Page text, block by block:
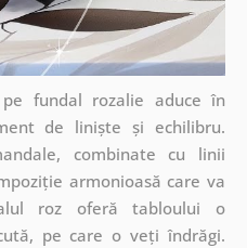
fundal rozalie aduce în
de liniște și echilibru.
combinate cu linii
armonioasă care va
roz oferă tabloului o
pe care o veți îndrăgi.